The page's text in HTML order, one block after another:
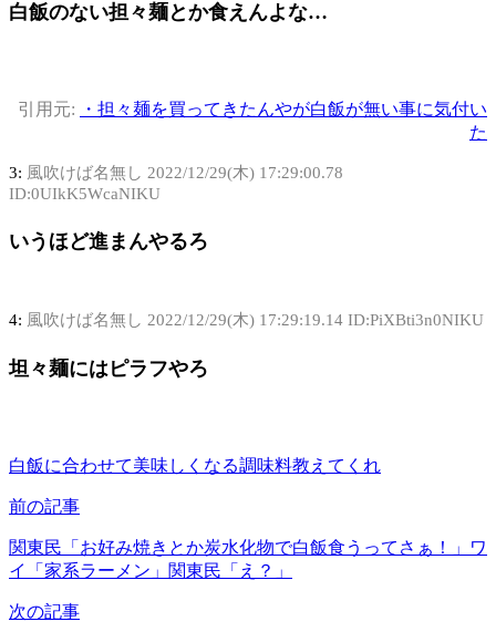
白飯のない担々麺とか食えんよな…
引用元:
・担々麺を買ってきたんやが白飯が無い事に気付い
た
3: 風吹けば名無し 2022/12/29(木) 17:29:00.78
ID:0UIkK5WcaNIKU
いうほど進まんやるろ
4: 風吹けば名無し 2022/12/29(木) 17:29:19.14 ID:PiXBti3n0NIKU
坦々麺にはピラフやろ
白飯に合わせて美味しくなる調味料教えてくれ
前の記事
関東民「お好み焼きとか炭水化物で白飯食うってさぁ！」ワ
イ「家系ラーメン」関東民「え？」
次の記事